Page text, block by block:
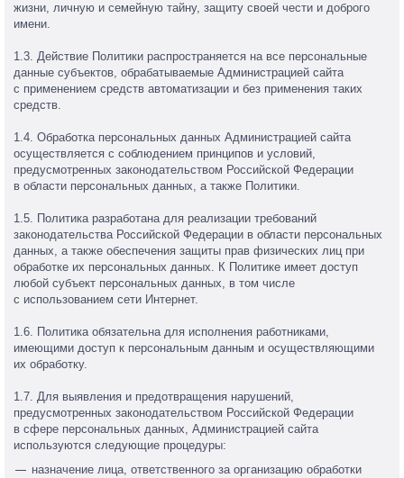
жизни, личную и семейную тайну, защиту своей чести и доброго
имени.
1.3. Действие Политики распространяется на все персональные
данные субъектов, обрабатываемые Администрацией сайта
с применением средств автоматизации и без применения таких
средств.
1.4. Обработка персональных данных Администрацией сайта
осуществляется с соблюдением принципов и условий,
предусмотренных законодательством Российской Федерации
в области персональных данных, а также Политики.
1.5. Политика разработана для реализации требований
законодательства Российской Федерации в области персональных
данных, а также обеспечения защиты прав физических лиц при
обработке их персональных данных. К Политике имеет доступ
любой субъект персональных данных, в том числе
с использованием сети Интернет.
1.6. Политика обязательна для исполнения работниками,
имеющими доступ к персональным данным и осуществляющими
их обработку.
1.7. Для выявления и предотвращения нарушений,
предусмотренных законодательством Российской Федерации
в сфере персональных данных, Администрацией сайта
используются следующие процедуры:
назначение лица, ответственного за организацию обработки